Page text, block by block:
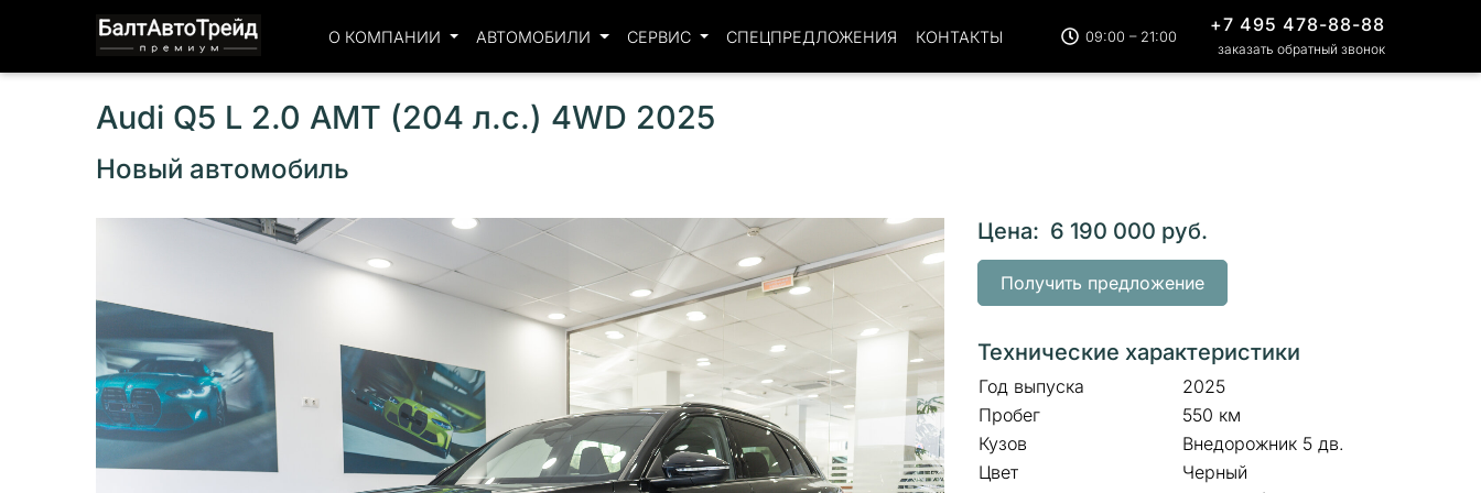
О КОМПАНИИ АВТОМОБИЛИ СЕРВИС СПЕЦПРЕДЛОЖЕНИЯ КОНТАКТЫ 09:00 – 21:00
+7 495 478-88-88
заказать обратный звонок
Audi Q5 L 2.0 AMT (204 л.с.) 4WD 2025
Новый автомобиль
Цена: 6 190 000 руб.
Получить предложение
Технические характеристики
Год выпуска
2025
Пробег
550 км
Кузов
Внедорожник 5 дв.
Цвет
Черный